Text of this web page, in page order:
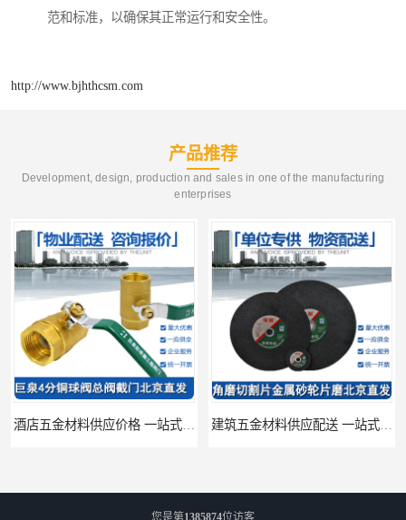
范和标准，以确保其正常运行和安全性。
http://www.bjhthcsm.com
产品推荐
Development, design, production and sales in one of the manufacturing
enterprises
您是第1385874位访客